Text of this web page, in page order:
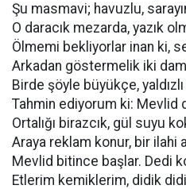
Şu masmavi; havuzlu,
O daracık mezarda, yazık
Ölmemi bekliyorlar inan ki,
Arkadan göstermelik iki
Birde şöyle büyükçe,
Tahmin ediyorum ki: Mevlid
Ortalığı birazcık, gül suyu
Araya reklam konur, bir ilahi
Mevlid bitince başlar. Dedi
Etlerim kemiklerim, didik